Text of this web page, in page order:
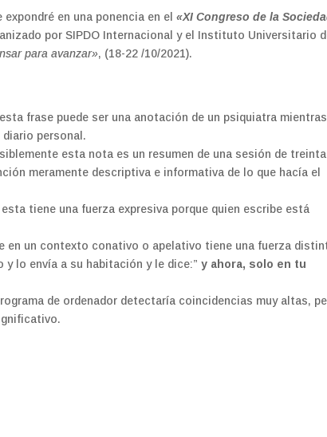
en una ponencia en el«XI Congreso de la
por SIPDO Internacional y el Instituto Universitario
para avanzar», (18-22 /10/2021).
esta frase puede ser una anotación de un psiquiatra mientras
personal.
esta nota es un resumen de una sesión de treinta
meramente descriptiva e informativa de lo que hacía el
tiene una fuerza expresiva porque quien escribe está
en un contexto conativo o apelativo tiene una fuerza
y lo envía a su habitación y le dice:”y ahora, solo en tu
de ordenador detectaría coincidencias muy altas,